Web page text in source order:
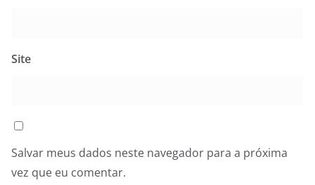
Site
Salvar meus dados neste navegador para a próxima
vez que eu comentar.